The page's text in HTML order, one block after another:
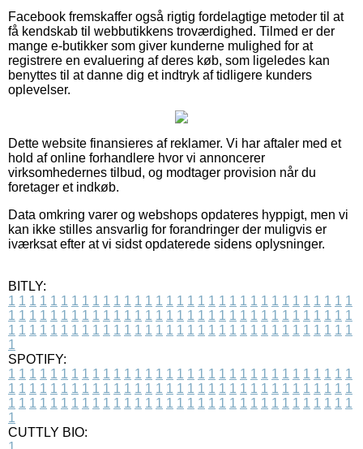
Facebook fremskaffer også rigtig fordelagtige metoder til at
få kendskab til webbutikkens troværdighed. Tilmed er der
mange e-butikker som giver kunderne mulighed for at
registrere en evaluering af deres køb, som ligeledes kan
benyttes til at danne dig et indtryk af tidligere kunders
oplevelser.
Dette website finansieres af reklamer. Vi har aftaler med et
hold af online forhandlere hvor vi annoncerer
virksomhedernes tilbud, og modtager provision når du
foretager et indkøb.
Data omkring varer og webshops opdateres hyppigt, men vi
kan ikke stilles ansvarlig for forandringer der muligvis er
iværksat efter at vi sidst opdaterede sidens oplysninger.
BITLY:
1 1 1 1 1 1 1 1 1 1 1 1 1 1 1 1 1 1 1 1 1 1 1 1 1 1 1 1 1 1 1 1 1
1 1 1 1 1 1 1 1 1 1 1 1 1 1 1 1 1 1 1 1 1 1 1 1 1 1 1 1 1 1 1 1 1
1 1 1 1 1 1 1 1 1 1 1 1 1 1 1 1 1 1 1 1 1 1 1 1 1 1 1 1 1 1 1 1 1
1
SPOTIFY:
1 1 1 1 1 1 1 1 1 1 1 1 1 1 1 1 1 1 1 1 1 1 1 1 1 1 1 1 1 1 1 1 1
1 1 1 1 1 1 1 1 1 1 1 1 1 1 1 1 1 1 1 1 1 1 1 1 1 1 1 1 1 1 1 1 1
1 1 1 1 1 1 1 1 1 1 1 1 1 1 1 1 1 1 1 1 1 1 1 1 1 1 1 1 1 1 1 1 1
1
CUTTLY BIO: